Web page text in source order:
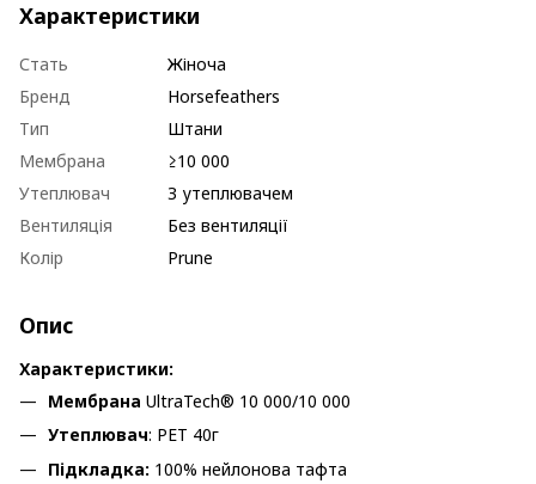
Характеристики
Стать
Жіноча
Бренд
Horsefeathers
Тип
Штани
Мембрана
≥10 000
Утеплювач
З утеплювачем
Вентиляція
Без вентиляції
Колір
Prune
Опис
Характеристики:
Мембрана UltraTech® 10 000/10 000
Утеплювач: PET 40г
Підкладка: 100% нейлонова тафта